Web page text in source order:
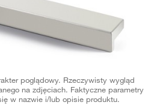
poglądowy. Rzeczywisty wygląd
na zdjęciach. Faktyczne parametry
w nazwie i/lub opisie produktu.